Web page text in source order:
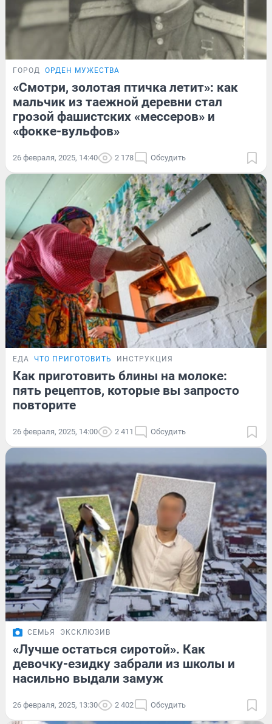
ГОРОД ОРДЕН МУЖЕСТВА
«Смотри, золотая птичка летит»: как
мальчик из таежной деревни стал
грозой фашистских «мессеров» и
«фокке-вульфов»
26 февраля, 2025, 14:40 2 178 Обсудить
ЕДА ЧТО ПРИГОТОВИТЬ ИНСТРУКЦИЯ
Как приготовить блины на молоке:
пять рецептов, которые вы запросто
повторите
26 февраля, 2025, 14:00 2 411 Обсудить
СЕМЬЯ ЭКСКЛЮЗИВ
«Лучше остаться сиротой». Как
девочку-езидку забрали из школы и
насильно выдали замуж
26 февраля, 2025, 13:30 2 402 Обсудить